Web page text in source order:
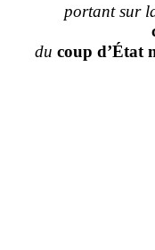
portant sur
du coup d’État